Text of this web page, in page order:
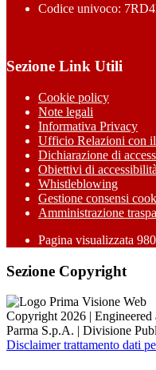
Codice univoco:
Sezione Link Utili
Cookie policy
Note legali
Informativa Privacy
Ufficio Relazioni con
Dichiarazione di
Obiettivi di accessibilità
Whistleblowing
Gestione consensi
Amministrazione
Pagina visualizzata 980
Sezione Copyright
Copyright 2026 |
Parma S.p.A. | Divisione
Disclaimer trattamento dati